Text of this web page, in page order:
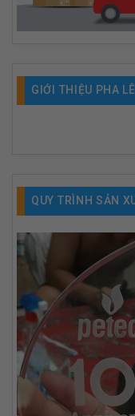
GIỚI THIỆU PHA LÊ
QUY TRÌNH SẢN